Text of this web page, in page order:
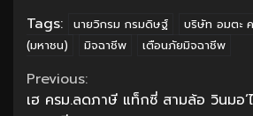
Tags: นายวิกรม กรมดิษฐ์
บริษัท อมตะ
(มหาชน)
มิจฉาชีพ เตือนภัยมิจฉาชีพ
Continue
Previous:
เฮ ครม.ลดภาษี แท็กซี่ สามล้อ วินมอ’